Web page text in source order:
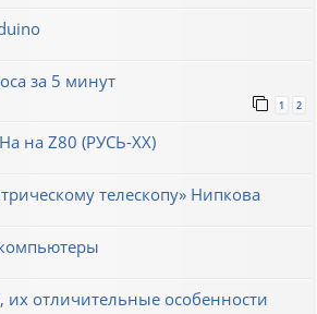
за 5 минут
1 2
на Z80 (РУСЬ-XX)
телескопу» Нипкова
их отличительные особенности